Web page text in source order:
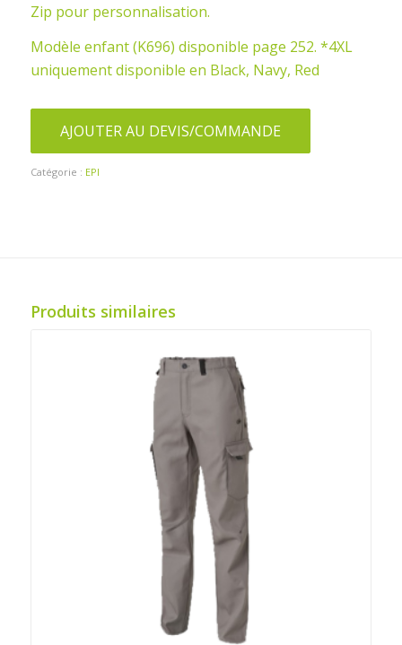
Zip pour personnalisation.
Modèle enfant (K696) disponible page 252. *4XL
uniquement disponible en Black, Navy, Red
AJOUTER AU DEVIS/COMMANDE
Catégorie : EPI
Produits similaires